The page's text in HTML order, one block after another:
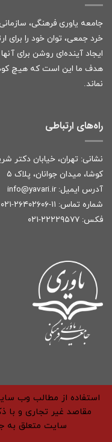
جامعه یاوری فرهنگی،
خرد جمعی، توان خود را برای
ایجاد آینده‌ای روشن برای
هدف ما این است که هیچ
نماند.
راه‌های ارتباطی
کوشا، میدان جوانان، پلاک ۵
آدرس ایمیل: info@yavari.ir
شماره تماس: ۱۱-۲۶۴۰۲۶۰۶-۰۲۱
فکس: ۲۲۲۲۹۵۷۷-۰۲۱
استفاده از مطالب وب
مقاصد غیر تجاری و با
سایت متعلق به